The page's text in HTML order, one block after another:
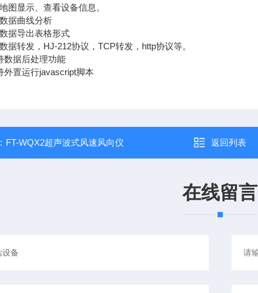
显示、查看设备信息。
曲线分析
导出表格形式
转发，HJ-212协议，TCP转发，http协议等。
据后处理功能
置运行javascript脚本
FT-WQX2超声波式风速风向仪 返回列表
在线留言